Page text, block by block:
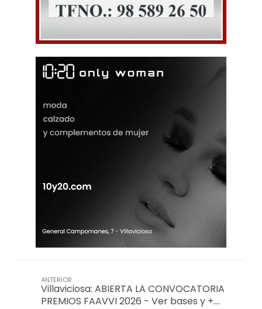
ANTERIOR
Villaviciosa: ABIERTA LA CONVOCATORIA
PREMIOS FAAVVI 2026 - Ver bases y +….